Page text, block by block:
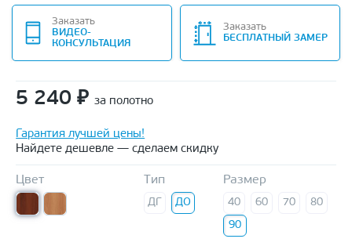
Заказать
ВИДЕО-
КОНСУЛЬТАЦИЯ
Заказать
БЕСПЛАТНЫЙ ЗАМЕР
5 240 ₽ за полотно
Гарантия лучшей цены!
Найдете дешевле — сделаем скидку
Цвет Тип
ДГ ДО
Размер
40 60 70
80
90